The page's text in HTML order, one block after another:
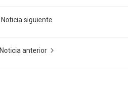
Noticia siguiente
Noticia anterior